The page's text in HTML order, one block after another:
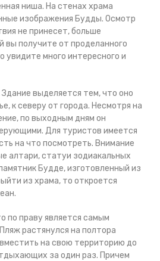
ниша. На стенах храма
изображения Будды. Осмотр
не принесет, больше
вы получите от проделанного
увидите много интересного и
выделяется тем, что оно
к северу от города. Несмотря на
по выходным дням он
Для туристов имеется
на что посмотреть. Внимание
алтари, статуи зодиакальных
Будде, изготовленный из
из храма, то откроется
по праву является самым
растянулся на полтора
на свою территорию до
за один раз. Причем